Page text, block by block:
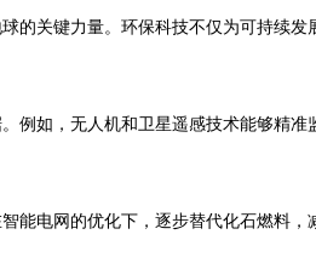
的关键力量。环保科技不仅为可持续
例如，无人机和卫星遥感技术能够精
能电网的优化下，逐步替代化石燃料